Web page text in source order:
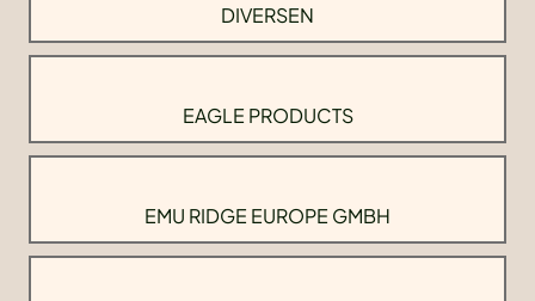
DIVERSEN
EAGLE PRODUCTS
EMU RIDGE EUROPE GMBH